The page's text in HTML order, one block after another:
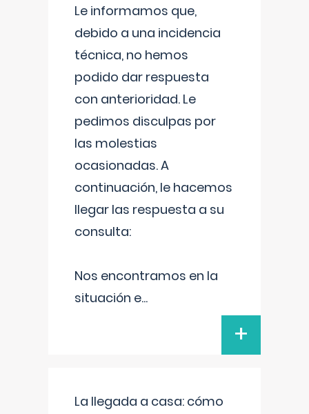
Le informamos que,
debido a una incidencia
técnica, no hemos
podido dar respuesta
con anterioridad. Le
pedimos disculpas por
las molestias
ocasionadas. A
continuación, le hacemos
llegar las respuesta a su
consulta:
Nos encontramos en la
situación e...
+
La llegada a casa: cómo